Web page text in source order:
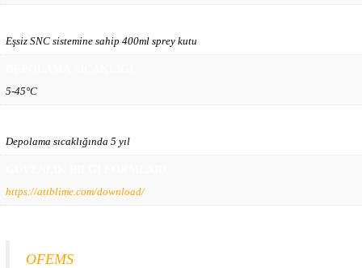
Eşsiz SNC sistemine sahip 400ml sprey kutu
5-45°C
Depolama sıcaklığında 5 yıl
https://attblime.com/download/
OFEMS